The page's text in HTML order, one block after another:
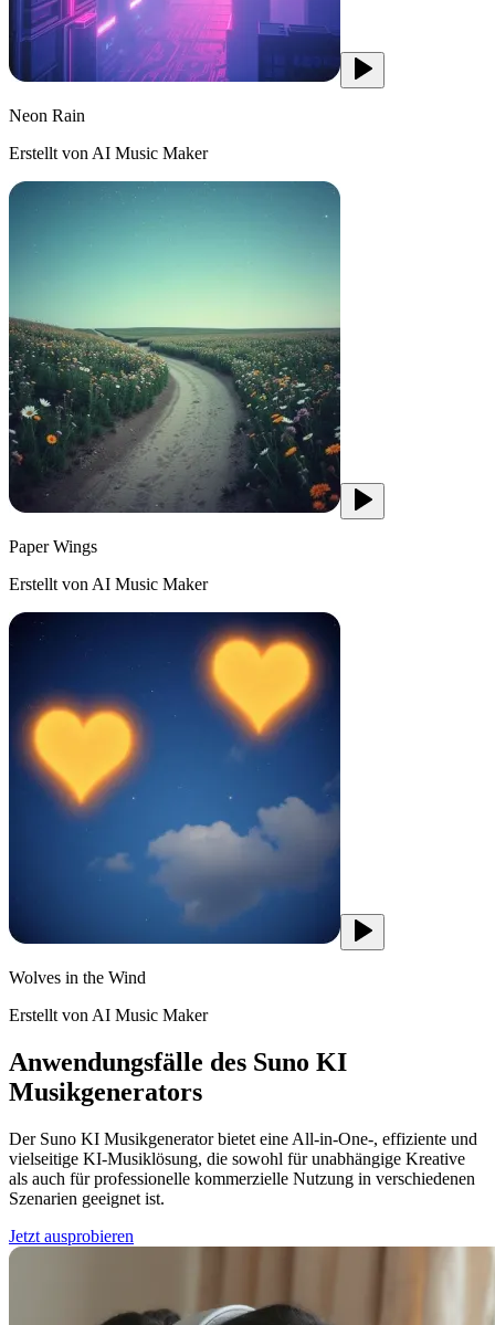
Neon Rain
Erstellt von AI Music Maker
Paper Wings
Erstellt von AI Music Maker
Wolves in the Wind
Erstellt von AI Music Maker
Anwendungsfälle des Suno KI
Musikgenerators
Der Suno KI Musikgenerator bietet eine All-in-One-, effiziente und
vielseitige KI-Musiklösung, die sowohl für unabhängige Kreative
als auch für professionelle kommerzielle Nutzung in verschiedenen
Szenarien geeignet ist.
Jetzt ausprobieren